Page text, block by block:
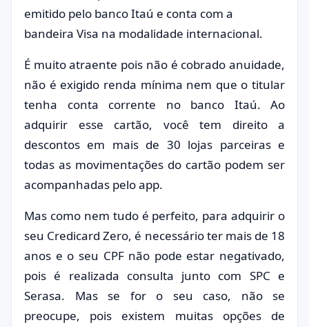
Legal
emitido pelo banco Itaú e conta com a
bandeira Visa na modalidade internacional.
É muito atraente pois não é cobrado anuidade,
não é exigido renda mínima nem que o titular
tenha conta corrente no banco Itaú. Ao
adquirir esse cartão, você tem direito a
descontos em mais de 30 lojas parceiras e
todas as movimentações do cartão podem ser
acompanhadas pelo app.
Mas como nem tudo é perfeito, para adquirir o
seu Credicard Zero, é necessário ter mais de 18
anos e o seu CPF não pode estar negativado,
pois é realizada consulta junto com SPC e
Serasa. Mas se for o seu caso, não se
preocupe, pois existem muitas opções de